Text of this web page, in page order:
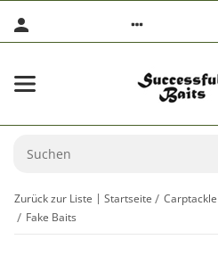
Zurück zur Liste Startseite Carptackle
Fake Baits